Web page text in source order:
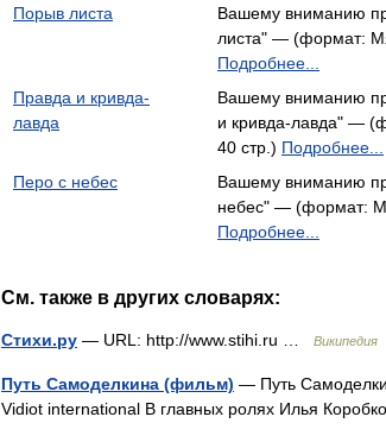
Порыв листа
Вашему вниманию
листа" — (формат:
Подробнее...
Правда и кривда-
лавда
Вашему вниманию
и кривда-лавда" —
40 стр.) Подробнее...
Перо с небес
Вашему вниманию
небес" — (формат:
Подробнее...
См. также в других словарях:
Стихи.ру — URL: http://www.stihi.ru … Википедия
Путь Самоделкина (фильм) — Путь
Vidiot international В главных ролях Илья